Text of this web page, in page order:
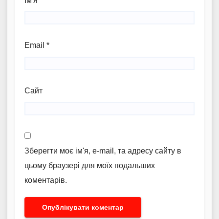
Email *
Сайт
Зберегти моє ім'я, e-mail, та адресу сайту в
цьому браузері для моїх подальших
коментарів.